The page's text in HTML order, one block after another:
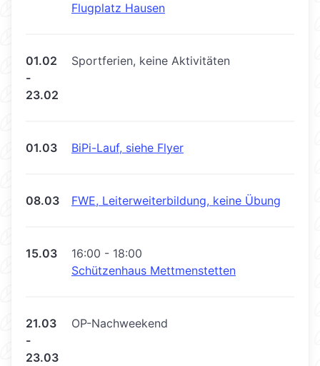
Flugplatz Hausen
01.02
-
23.02
Sportferien, keine Aktivitäten
01.03 BiPi-Lauf, siehe Flyer
08.03 FWE, Leiterweiterbildung, keine Übung
15.03
16:00 - 18:00
Schützenhaus Mettmenstetten
21.03
-
23.03
OP-Nachweekend